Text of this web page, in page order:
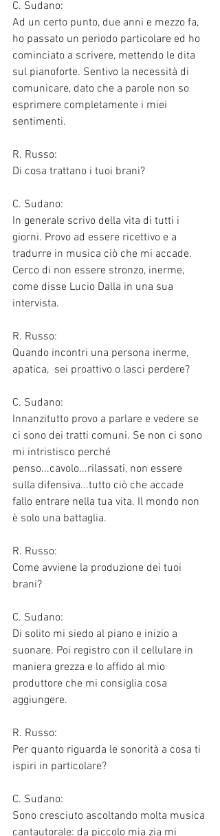
C. Sudano:
Ad un certo punto, due anni e mezzo fa,
ho passato un periodo particolare ed ho
cominciato a scrivere, mettendo le dita
sul pianoforte. Sentivo la necessità di
comunicare, dato che a parole non so
esprimere completamente i miei
sentimenti.
R. Russo:
Di cosa trattano i tuoi brani?
C. Sudano:
In generale scrivo della vita di tutti i
giorni. Provo ad essere ricettivo e a
tradurre in musica ciò che mi accade.
Cerco di non essere stronzo, inerme,
come disse Lucio Dalla in una sua
intervista.
R. Russo:
Quando incontri una persona inerme,
apatica,  sei proattivo o lasci perdere?
C. Sudano:
Innanzitutto provo a parlare e vedere se
ci sono dei tratti comuni. Se non ci sono
mi intristisco perché
penso...cavolo...rilassati, non essere
sulla difensiva...tutto ciò che accade
fallo entrare nella tua vita. Il mondo non
è solo una battaglia.
R. Russo:
Come avviene la produzione dei tuoi
brani?
C. Sudano:
Di solito mi siedo al piano e inizio a
suonare. Poi registro con il cellulare in
maniera grezza e lo affido al mio
produttore che mi consiglia cosa
aggiungere.
R. Russo:
Per quanto riguarda le sonorità a cosa ti
ispiri in particolare?
C. Sudano:
Sono cresciuto ascoltando molta musica
cantautorale: da piccolo mia zia mi